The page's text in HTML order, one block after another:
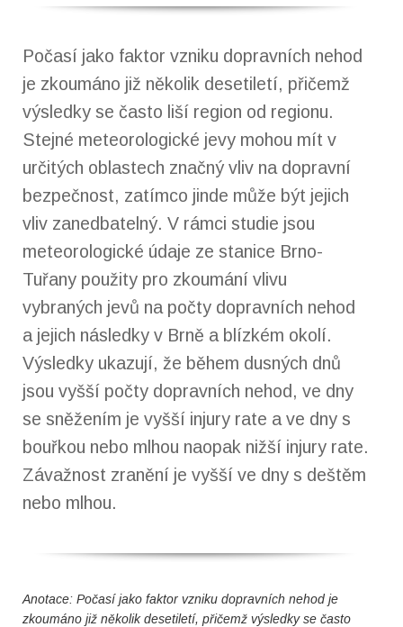
Počasí jako faktor vzniku dopravních nehod
je zkoumáno již několik desetiletí, přičemž
výsledky se často liší region od regionu.
Stejné meteorologické jevy mohou mít v
určitých oblastech značný vliv na dopravní
bezpečnost, zatímco jinde může být jejich
vliv zanedbatelný. V rámci studie jsou
meteorologické údaje ze stanice Brno-
Tuřany použity pro zkoumání vlivu
vybraných jevů na počty dopravních nehod
a jejich následky v Brně a blízkém okolí.
Výsledky ukazují, že během dusných dnů
jsou vyšší počty dopravních nehod, ve dny
se sněžením je vyšší injury rate a ve dny s
bouřkou nebo mlhou naopak nižší injury rate.
Závažnost zranění je vyšší ve dny s deštěm
nebo mlhou.
Anotace: Počasí jako faktor vzniku dopravních nehod je
zkoumáno již několik desetiletí, přičemž výsledky se často